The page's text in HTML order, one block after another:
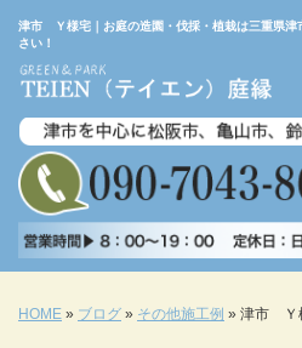
津市 Ｙ様宅｜お庭の造園・伐採・植栽は三重県津
さい！
HOME » ブログ » その他施工例 » 津市 Ｙ